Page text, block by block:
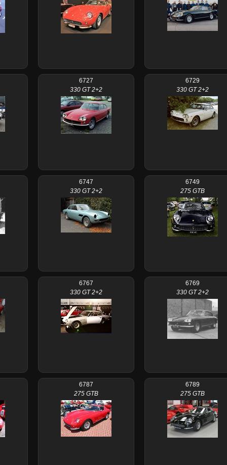
6727
330 GT 2+2
6729
330 GT 2+2
6747
330 GT 2+2
6749
275 GTB
6767
330 GT 2+2
6769
330 GT 2+2
6787
275 GTB
6789
275 GTB